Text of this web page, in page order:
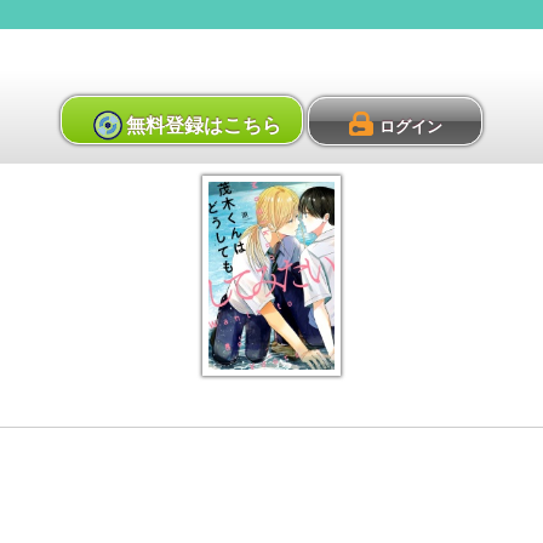
無料登録はこちら ログイン